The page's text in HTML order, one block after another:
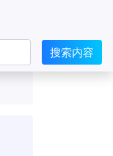
搜索内容